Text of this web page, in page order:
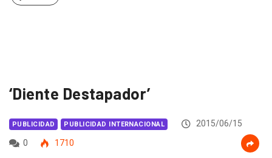
‘Diente Destapador’
PUBLICIDAD PUBLICIDAD INTERNACIONAL
2015/06/15
0
1710